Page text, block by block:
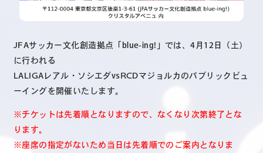
JFAサッカー文化創造拠点「blue-ing!」では、4月12日（土）
に行われる
LALIGAレアル・ソシエダvsRCDマジョルカのパブリックビュ
ーイングを開催いたします。
※チケットは先着順となりますので、なくなり次第終了とな
ります。
※座席の指定がないため当日は先着順でのご案内となりま